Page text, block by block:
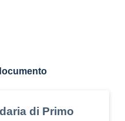
di Primo